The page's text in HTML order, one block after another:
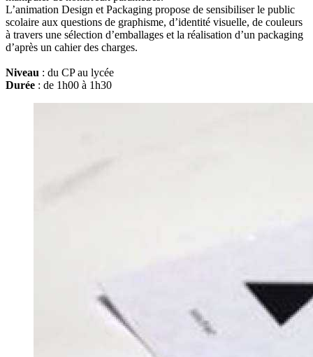
L’animation Design et Packaging propose de sensibiliser le public
scolaire aux questions de graphisme, d’identité visuelle, de couleurs
à travers une sélection d’emballages et la réalisation d’un packaging
d’après un cahier des charges.
Niveau : du CP au lycée
Durée : de 1h00 à 1h30